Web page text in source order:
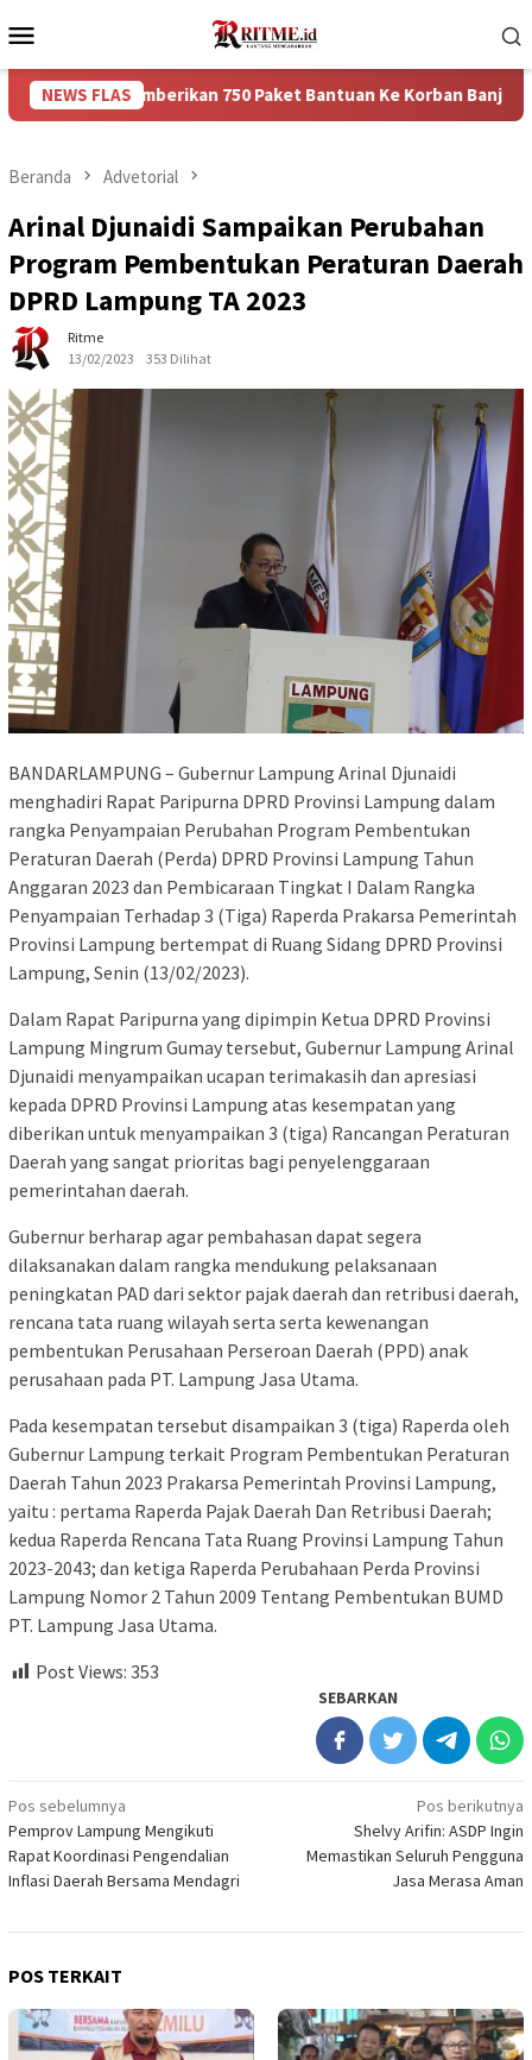
ke
Mobile
NEWS FLAS
Memberikan 750 Paket Bantuan Ke Korban Banjir
Beranda Advetorial
Arinal Djunaidi Sampaikan Perubahan
Program Pembentukan Peraturan Daerah
DPRD Lampung TA 2023
Ritme
13/02/2023
353 Dilihat
BANDARLAMPUNG – Gubernur Lampung Arinal Djunaidi
menghadiri Rapat Paripurna DPRD Provinsi Lampung dalam
rangka Penyampaian Perubahan Program Pembentukan
Peraturan Daerah (Perda) DPRD Provinsi Lampung Tahun
Anggaran 2023 dan Pembicaraan Tingkat I Dalam Rangka
Penyampaian Terhadap 3 (Tiga) Raperda Prakarsa Pemerintah
Provinsi Lampung bertempat di Ruang Sidang DPRD Provinsi
Lampung, Senin (13/02/2023).
Dalam Rapat Paripurna yang dipimpin Ketua DPRD Provinsi
Lampung Mingrum Gumay tersebut, Gubernur Lampung Arinal
Djunaidi menyampaikan ucapan terimakasih dan apresiasi
kepada DPRD Provinsi Lampung atas kesempatan yang
diberikan untuk menyampaikan 3 (tiga) Rancangan Peraturan
Daerah yang sangat prioritas bagi penyelenggaraan
pemerintahan daerah.
Gubernur berharap agar pembahasan dapat segera
dilaksanakan dalam rangka mendukung pelaksanaan
peningkatan PAD dari sektor pajak daerah dan retribusi daerah,
rencana tata ruang wilayah serta serta kewenangan
pembentukan Perusahaan Perseroan Daerah (PPD) anak
perusahaan pada PT. Lampung Jasa Utama.
Pada kesempatan tersebut disampaikan 3 (tiga) Raperda oleh
Gubernur Lampung terkait Program Pembentukan Peraturan
Daerah Tahun 2023 Prakarsa Pemerintah Provinsi Lampung,
yaitu : pertama Raperda Pajak Daerah Dan Retribusi Daerah;
kedua Raperda Rencana Tata Ruang Provinsi Lampung Tahun
2023-2043; dan ketiga Raperda Perubahaan Perda Provinsi
Lampung Nomor 2 Tahun 2009 Tentang Pembentukan BUMD
PT. Lampung Jasa Utama.
Post Views: 353
SEBARKAN
Navigasi
pos
Pos sebelumnya
Pemprov Lampung Mengikuti
Rapat Koordinasi Pengendalian
Inflasi Daerah Bersama Mendagri
Pos berikutnya
Shelvy Arifin: ASDP Ingin
Memastikan Seluruh Pengguna
Jasa Merasa Aman
POS TERKAIT